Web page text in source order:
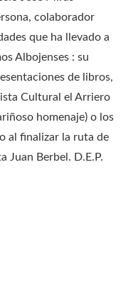
colaborador
que ha llevado a
Albojenses : su
de libros,
Cultural el Arriero
homenaje) o los
al finalizar la ruta de
Juan Berbel. D.E.P.